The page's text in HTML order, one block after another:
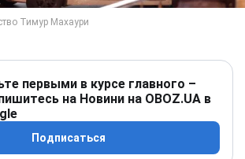
первыми в курсе главного –
на Новини на OBOZ.UA в
Подписаться